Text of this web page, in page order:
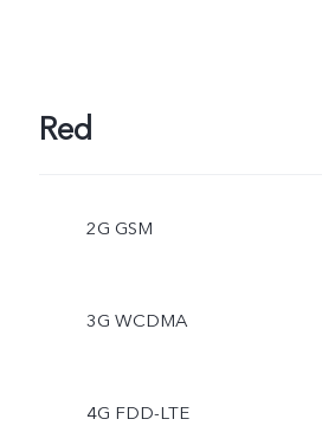
Red
2G GSM
3G WCDMA
4G FDD-LTE